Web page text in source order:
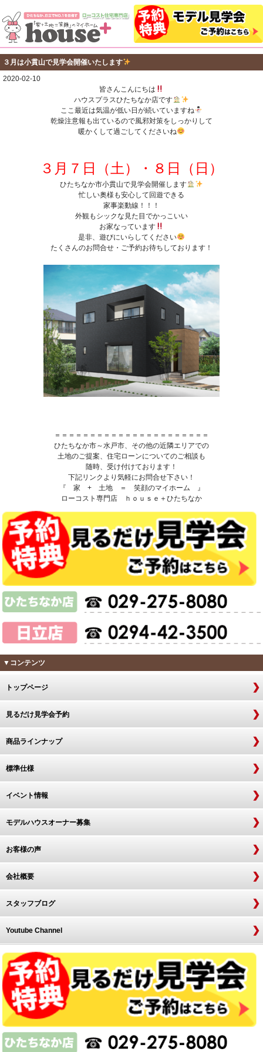
３月は小貫山で見学会開催いたします
2020-02-10
皆さんこんにちは
ハウスプラスひたちなか店です
ここ最近は気温が低い日が続いていますね
乾燥注意報も出ているので風邪対策をしっかりして
暖かくして過ごしてくださいね
３月７日（土）・８日（日）
ひたちなか市小貫山で見学会開催します
忙しい奥様も安心して回遊できる
家事楽動線！！！
外観もシックな見た目でかっこいい
お家なっています
是非、遊びにいらしてください
たくさんのお問合せ・ご予約お待ちしております！
＝＝＝＝＝＝＝＝＝＝＝＝＝＝＝＝＝＝＝＝＝＝
ひたちなか市～水戸市、その他の近隣エリアでの
土地のご提案、住宅ローンについてのご相談も
随時、受け付けております！
下記リンクより気軽にお問合せ下さい！
『 家 + 土地 ＝ 笑顔のマイホーム 』
ローコスト専門店 ｈｏｕｓｅ＋ひたちなか
▼コンテンツ
トップページ
見るだけ見学会予約
商品ラインナップ
標準仕様
イベント情報
モデルハウスオーナー募集
お客様の声
会社概要
スタッフブログ
Youtube Channel